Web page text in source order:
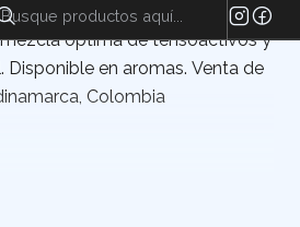
diseñado para la limpieza
óptima de tensoactivos y
en aromas. Venta de
Colombia